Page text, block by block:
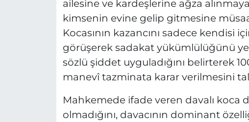
ailesine ve kardeşlerine ağza
kimsenin evine gelip gitmesine
Kocasının kazancını sadece kendisi
görüşerek sadakat yükümlülüğünü
sözlü şiddet uyguladığını belirterek
manevî tazminata karar verilmesini
Mahkemede ifade veren davalı koca
olmadığını, davacının dominant